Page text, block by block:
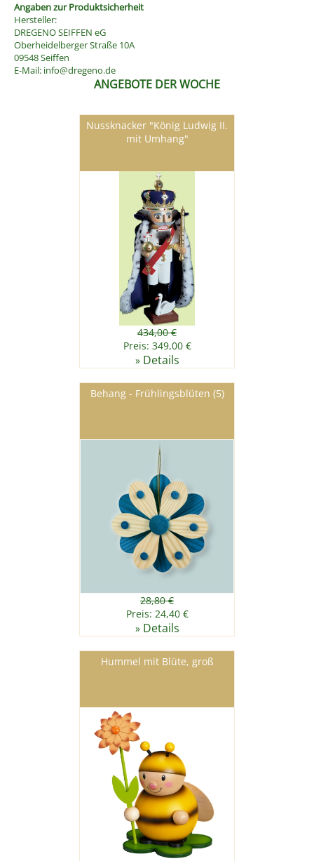
Angaben zur Produktsicherheit
Hersteller:
DREGENO SEIFFEN eG
Oberheidelberger Straße 10A
09548 Seiffen
E-Mail: info@dregeno.de
ANGEBOTE DER WOCHE
Nussknacker "König Ludwig II.
mit Umhang"
434,00 €
Preis: 349,00 €
» Details
Behang - Frühlingsblüten (5)
28,80 €
Preis: 24,40 €
» Details
Hummel mit Blüte, groß